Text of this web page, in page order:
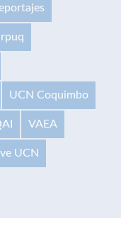
UCN Coquimbo
VAEA
UCN